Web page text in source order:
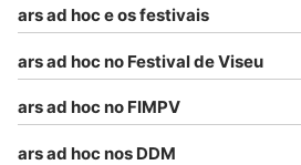
ars ad hoc e os festivais
ars ad hoc no Festival de Viseu
ars ad hoc no FIMPV
ars ad hoc nos DDM